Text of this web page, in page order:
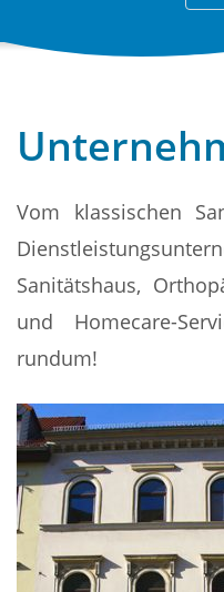
Vom klassischen
Sanitätshaus,
und Homecare-
rundum!